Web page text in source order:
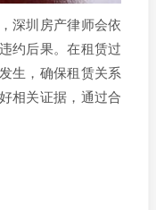
深圳房产律师会依
约后果。在租赁过
生，确保租赁关系
相关证据，通过合